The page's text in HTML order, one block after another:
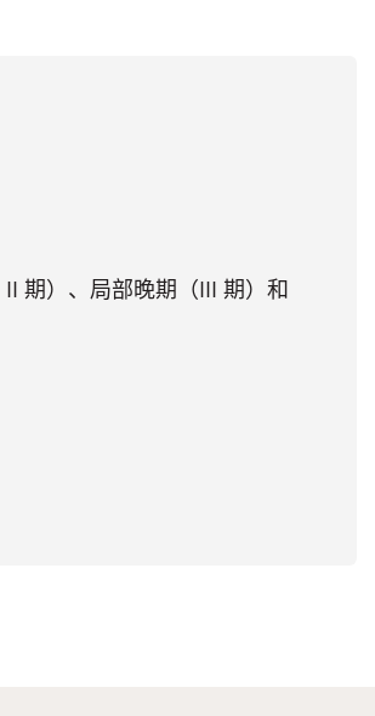
期）、局部晚期（III 期）和